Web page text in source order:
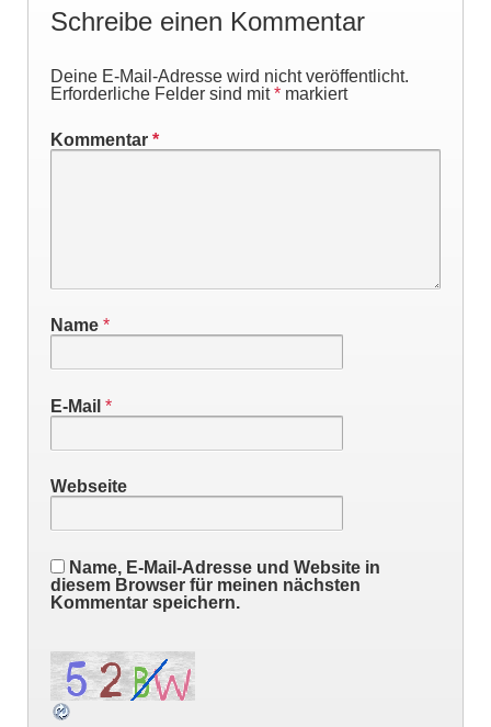
Schreibe einen Kommentar
Deine E-Mail-Adresse wird nicht veröffentlicht.
Erforderliche Felder sind mit* markiert
Kommentar *
Name *
E-Mail *
Webseite
Name, E-Mail-Adresse und Website in
diesem Browser für meinen nächsten
Kommentar speichern.